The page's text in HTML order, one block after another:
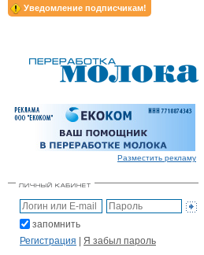
Уведомление подписчикам!
Разместить рекламу
запомнить
Регистрация | Я забыл пароль